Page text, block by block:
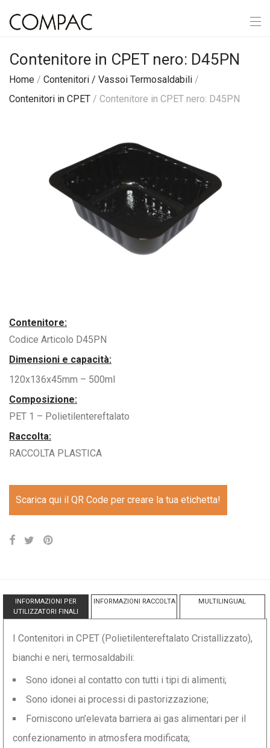
Contenitore in CPET nero: D45PN
Home / Contenitori / Vassoi Termosaldabili /
Contenitori in CPET / Contenitore in CPET nero: D45PN
Contenitore:
Codice Articolo D45PN
Dimensioni e capacità:
120x136x45mm – 500ml
Composizione:
PET 1 – Polietilentereftalato
Raccolta:
RACCOLTA PLASTICA
Scarica qui il QR Code per creare la tua etichetta!
INFORMAZIONI PER
UTILIZZATORI FINALI
INFORMAZIONI RACCOLTA MULTILINGUAL
I Contenitori in CPET (Polietilentereftalato Cristallizzato),
bianchi e neri, termosaldabili:
Sono idonei al contatto con tutti i tipi di alimenti;
Sono idonei ai processi di pastorizzazione;
Forniscono un’elevata barriera ai gas alimentari per il
confezionamento in atmosfera modificata;